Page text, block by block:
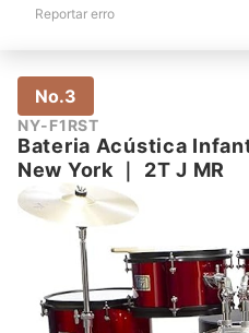
Reportar erro
No.3
NY-F1RST
Bateria Acústica
New York ｜ 2T J MR